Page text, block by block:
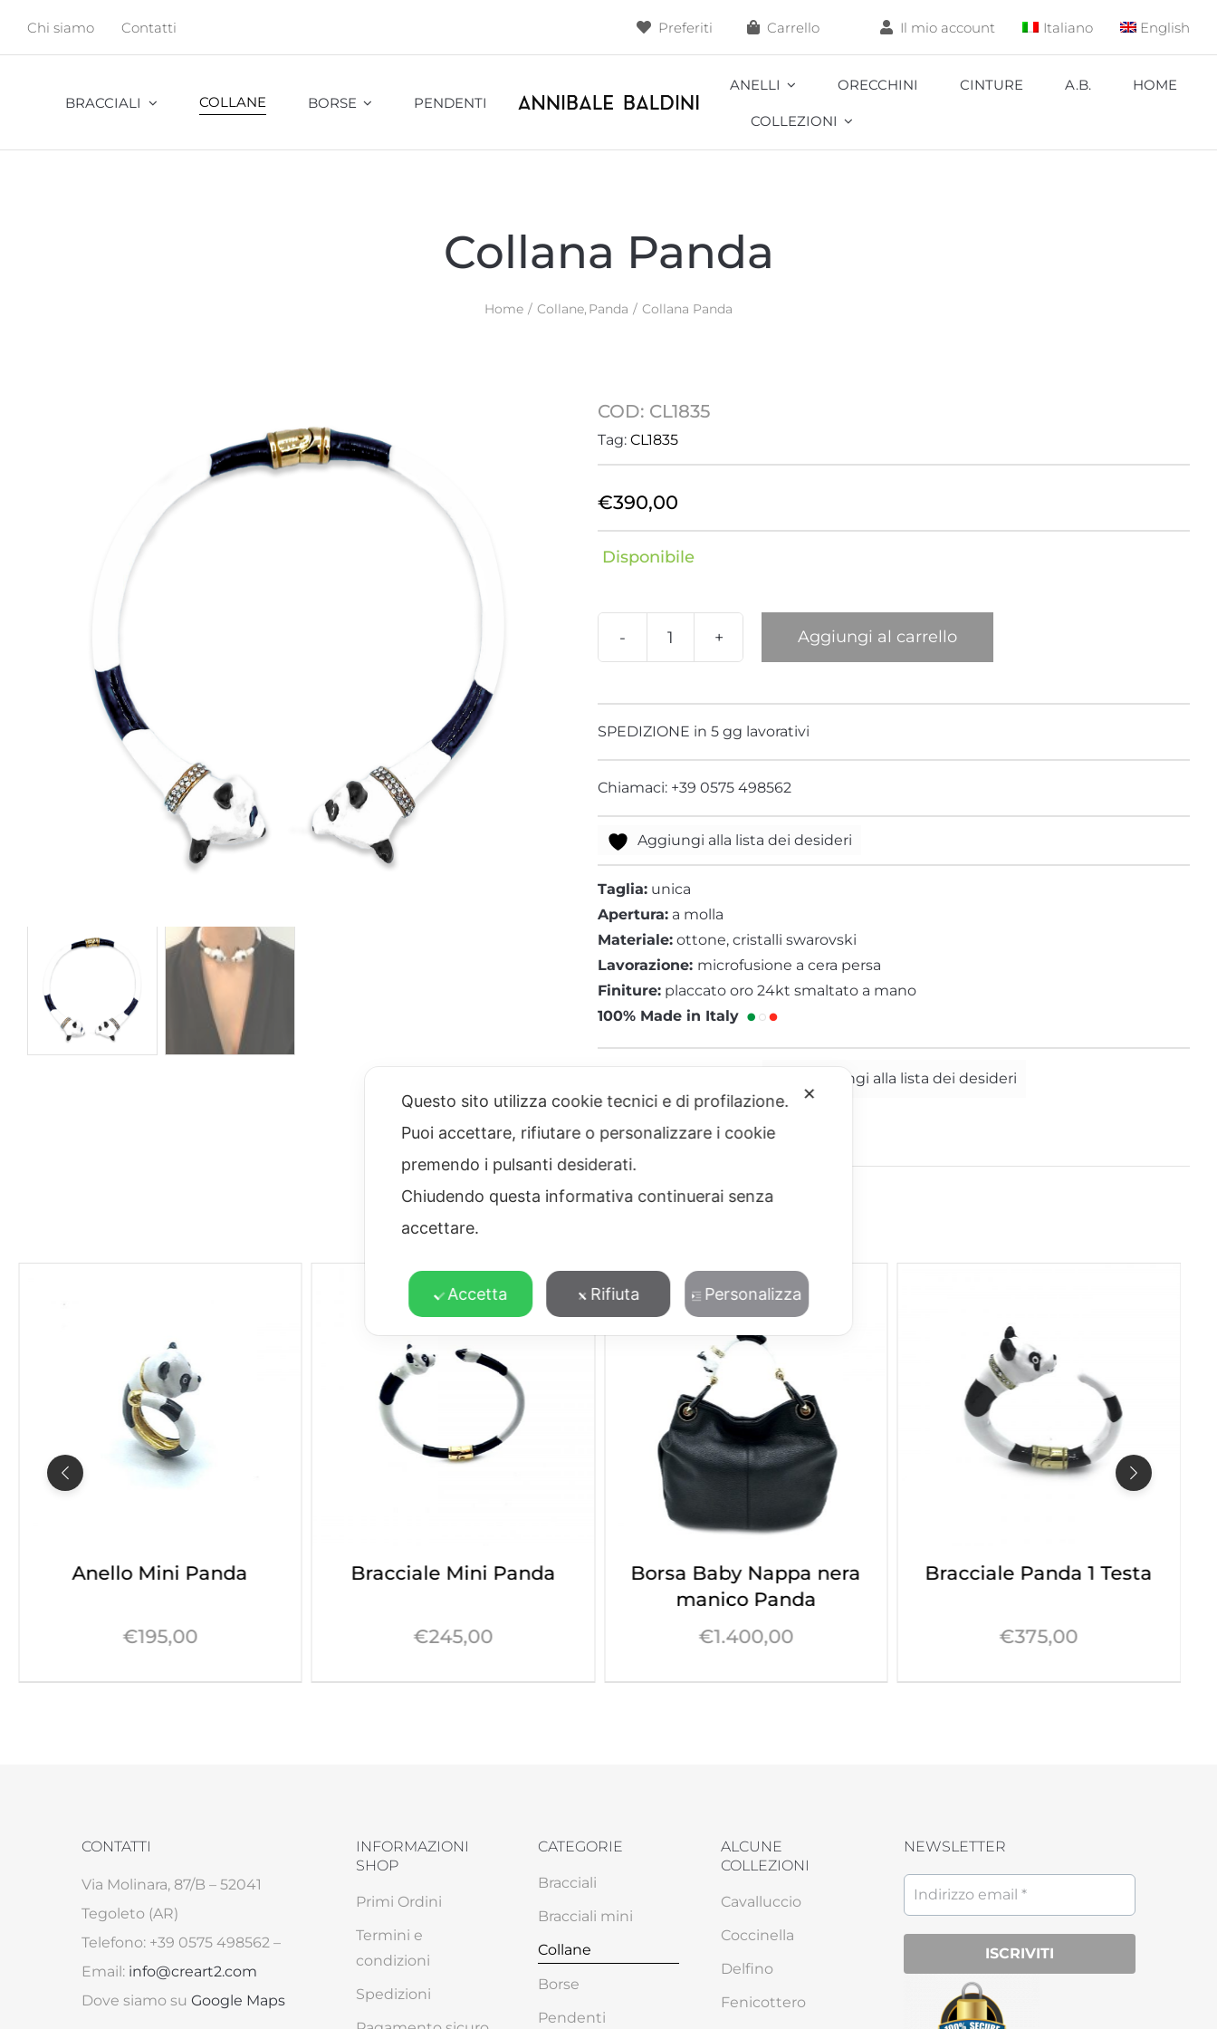
Chi siamo Contatti Preferiti Carrello Il mio account Italiano English
BRACCIALI COLLANE BORSE PENDENTI
ANELLI ORECCHINI CINTURE A.B. HOME
COLLEZIONI
Blossom Cacti
Farfalla Fenicottero
Giraffa Hippo Leone
Libellula
Nature
New York Zebra Panda
Polipo
Rhino
Sparkling
Collana Panda
Home Collane Panda Collana Panda
COD: CL1835
Tag: CL1835
€390,00
Disponibile
Collana
quantità
Aggiungi al carrello
SPEDIZIONE in 5 gg lavorativi
Chiamaci: +39 0575 498562
Aggiungi alla lista dei desideri
Taglia: unica
Apertura: a molla
Materiale: ottone, cristalli swarovski
Lavorazione: microfusione a cera persa
Finiture: placcato oro 24kt smaltato a mano
100% Made in Italy
Aggiungi alla lista dei desideri
Anello Mini Panda
€195,00
Bracciale Mini Panda
€245,00
Borsa Baby Nappa nera
manico Panda
€1.400,00
Bracciale Panda 1 Testa
€375,00
CONTATTI
Via Molinara, 87/B – 52041
Tegoleto (AR)
Telefono: +39 0575 498562 –
Email: info@creart2.com
Dove siamo su Google Maps
INFORMAZIONI
SHOP
Primi Ordini
Termini e
condizioni
Spedizioni
CATEGORIE
Bracciali
Bracciali mini
Collane
Borse
Pendenti
ALCUNE
COLLEZIONI
Cavalluccio
Coccinella
Delfino
Fenicottero
NEWSLETTER
✕
Questo sito utilizza cookie tecnici e di profilazione.
Puoi accettare, rifiutare o personalizzare i cookie
premendo i pulsanti desiderati.
Chiudendo questa informativa continuerai senza
accettare.
Accetta Rifiuta Personalizza